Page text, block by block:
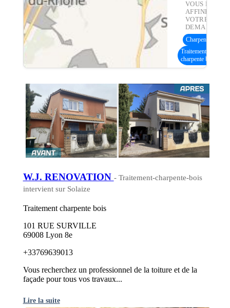
VOUS
AFFINER
VOTRE
DEMANDE :
Charpente bois
Traitement
charpente bois
W.J. RENOVATION - Traitement-charpente-bois
intervient sur Solaize
Traitement charpente bois
101 RUE SURVILLE
69008 Lyon 8e
+33769639013
Vous recherchez un professionnel de la toiture et de la
façade pour tous vos travaux...
Lire la suite